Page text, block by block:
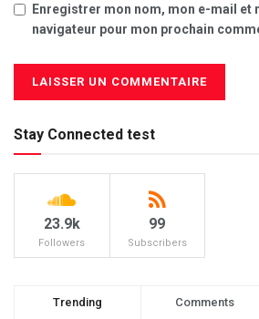
Enregistrer mon nom, mon e-mail et
navigateur pour mon prochain
Stay Connected test
23.9k
Followers
99
Subscribers
Trending Comments